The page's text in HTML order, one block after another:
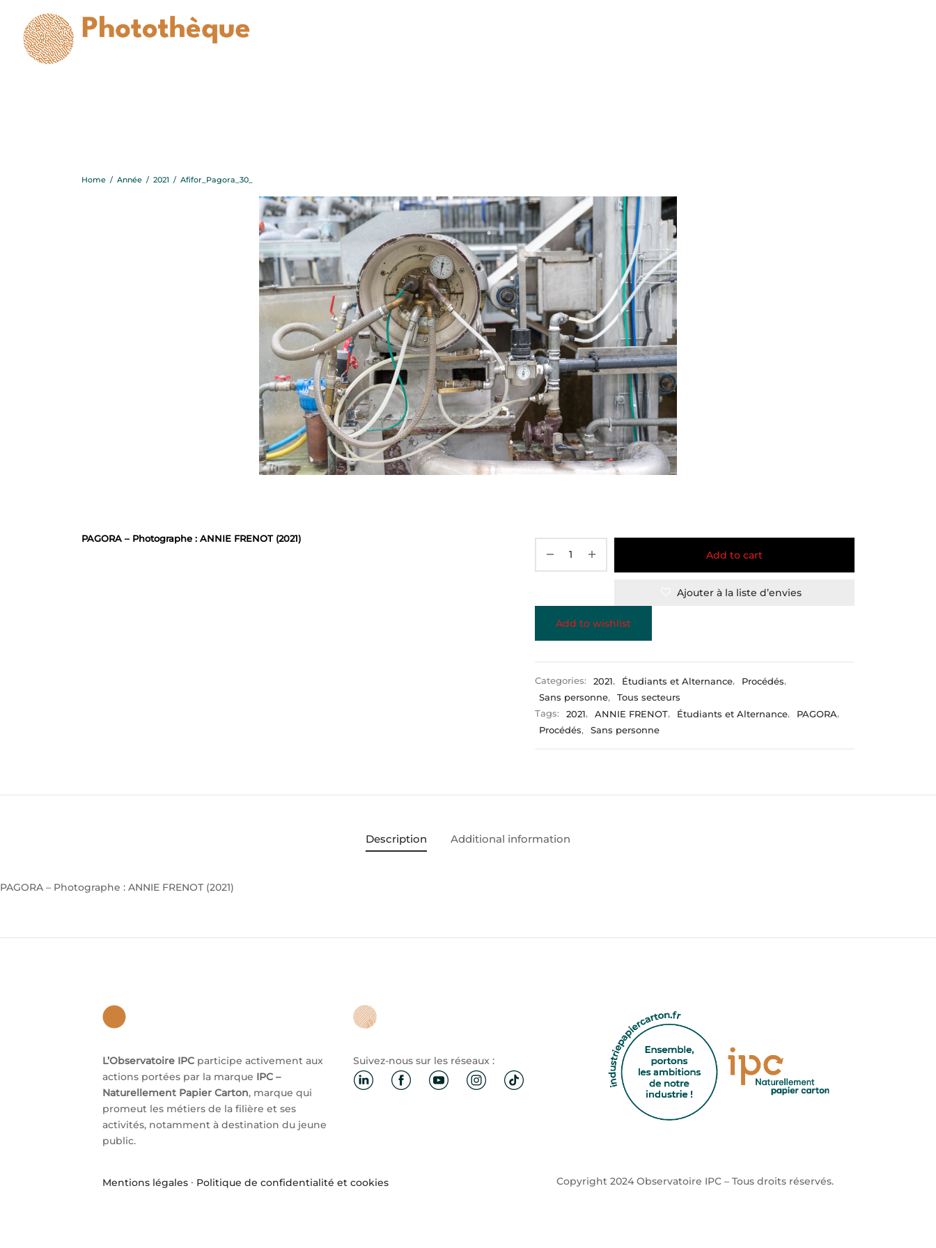
Home / Année / 2021 / Afifor_Pagora_30_
PAGORA – Photographe : ANNIE FRENOT (2021)
Add to cart
Ajouter à la liste d’envies
Add to wishlist
Categories: 2021, Étudiants et Alternance, Procédés,
Sans personne,
Tous secteurs
Tags:
2021, ANNIE FRENOT, Étudiants et Alternance, PAGORA,
Procédés, Sans personne
Description Additional information
PAGORA – Photographe : ANNIE FRENOT (2021)
L’Observatoire IPC participe activement aux
actions portées par la marque IPC –
Naturellement Papier Carton, marque qui
promeut les métiers de la filière et ses
activités, notamment à destination du jeune
public.
Suivez-nous sur les réseaux :
Mentions légales · Politique de confidentialité et cookies Copyright 2024 Observatoire IPC – Tous droits réservés.